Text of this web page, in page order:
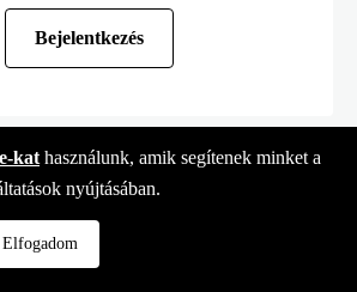
Bejelentkezés
kat használunk, amik segítenek minket a
nyújtásában.
Elfogadom